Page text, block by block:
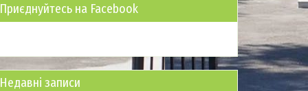
Приєднуйтесь на Facebook
Недавні записи